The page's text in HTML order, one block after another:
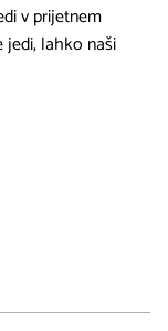
v prijetnem
jedi, lahko naši